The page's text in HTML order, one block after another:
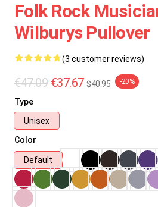
Folk Rock
Wilburys Pullover
(3 customer reviews)
€47.09 €37.67 $40.95 -20%
Type
Unisex
Color
Default